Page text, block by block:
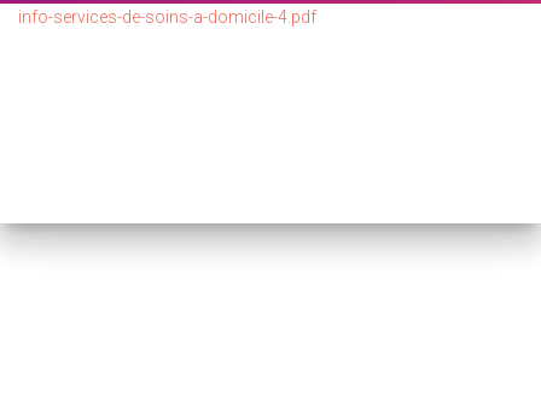
info-services-de-soins-a-domicile-4.pdf